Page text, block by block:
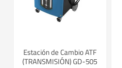
Estación de Cambio ATF
(TRANSMISIÓN) GD-505